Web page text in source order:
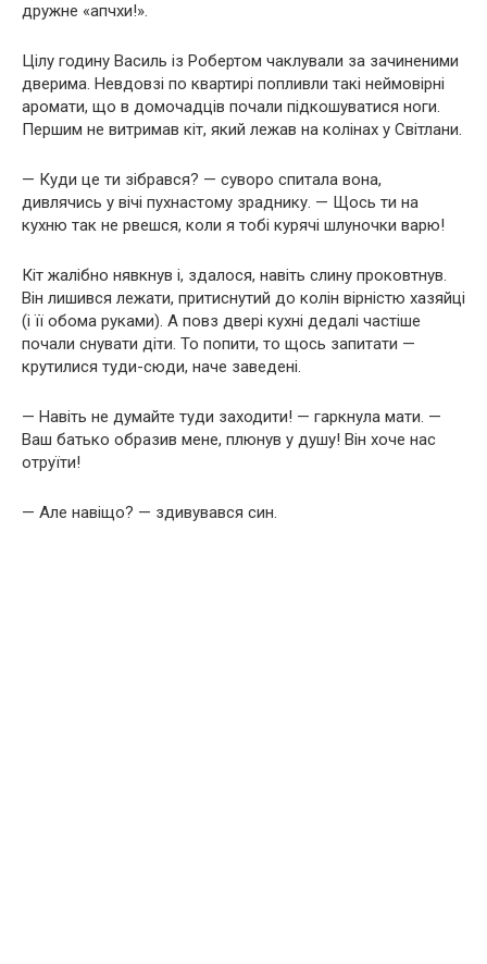
дружне «апчхи!».
Цілу годину Василь із Робертом чаклували за зачиненими
дверима. Невдовзі по квартирі попливли такі неймовірні
аромати, що в домочадців почали підкошуватися ноги.
Першим не витримав кіт, який лежав на колінах у Світлани.
— Куди це ти зібрався? — суворо спитала вона,
дивлячись у вічі пухнастому зраднику. — Щось ти на
кухню так не рвешся, коли я тобі курячі шлуночки варю!
Кіт жалібно нявкнув і, здалося, навіть слину проковтнув.
Він лишився лежати, притиснутий до колін вірністю хазяйці
(і її обома руками). А повз двері кухні дедалі частіше
почали снувати діти. То попити, то щось запитати —
крутилися туди-сюди, наче заведені.
— Навіть не думайте туди заходити! — гаркнула мати. —
Ваш батько образив мене, плюнув у душу! Він хоче нас
отруїти!
— Але навіщо? — здивувався син.